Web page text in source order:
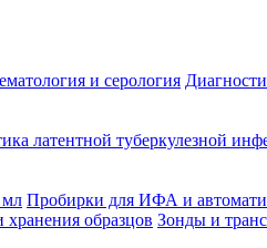
и серология
латентной туберкулезной
мл Пробирки для ИФА и
образцов Зонды и